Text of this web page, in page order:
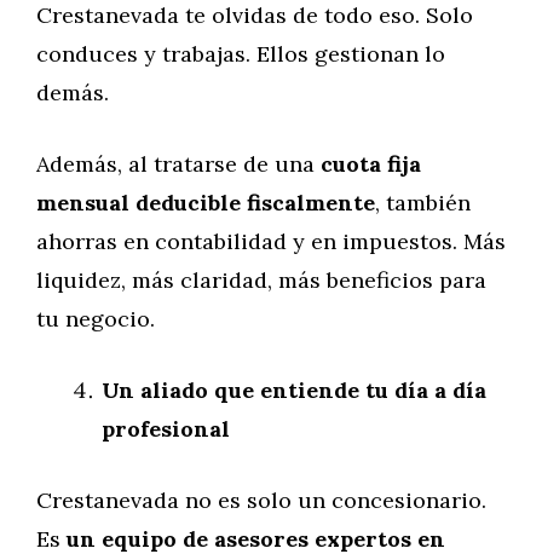
Crestanevada te olvidas de todo eso. Solo
conduces y trabajas. Ellos gestionan lo
demás.
Además, al tratarse de una cuota fija
mensual deducible fiscalmente, también
ahorras en contabilidad y en impuestos. Más
liquidez, más claridad, más beneficios para
tu negocio.
Un aliado que entiende tu día a día
profesional
Crestanevada no es solo un concesionario.
Esun equipo de asesores expertos en